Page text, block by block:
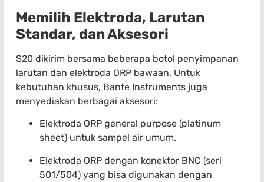
Memilih Elektroda, Larutan
Standar, dan Aksesori
S20 dikirim bersama beberapa botol penyimpanan
larutan dan elektroda ORP bawaan. Untuk
kebutuhan khusus, Bante Instruments juga
menyediakan berbagai aksesori:
Elektroda ORP general purpose (platinum
sheet) untuk sampel air umum.
Elektroda ORP dengan konektor BNC (seri
501/504) yang bisa digunakan dengan